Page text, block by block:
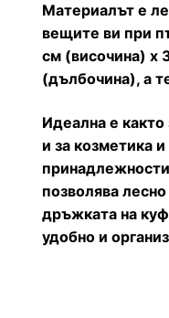
Материалът е
вещите ви при
см (височина) x
(дълбочина), а
Идеална е както
и за козметика
позволява
дръжката на
удобно и